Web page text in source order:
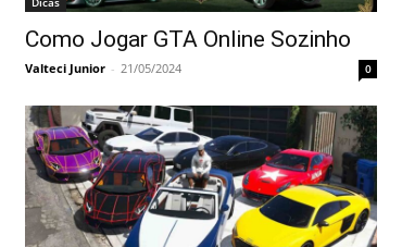
Como Jogar GTA Online Sozinho
Valteci Junior - 21/05/2024 0